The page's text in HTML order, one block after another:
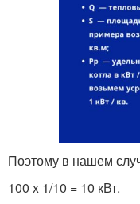
Поэтому в нашем
100 x 1/10 = 10 кВт.